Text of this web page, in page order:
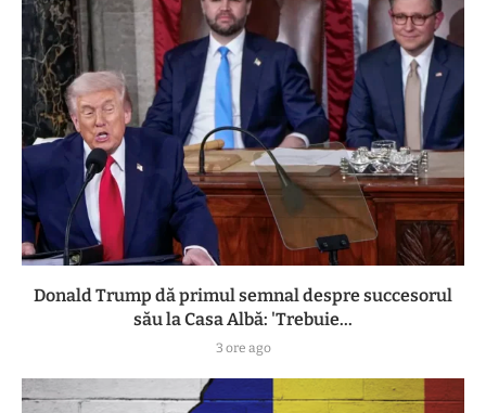
Donald Trump dă primul semnal despre succesorul
său la Casa Albă: 'Trebuie...
3 ore ago